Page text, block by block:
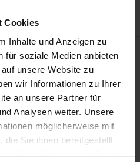
Cookies
Inhalte und Anzeigen zu
für soziale Medien anbieten
unsere Website zu
wir Informationen zu Ihrer
an unsere Partner für
Analysen weiter. Unsere
möglicherweise mit
die Sie ihnen bereitgestellt
Verbotsirrtum
Um welche Art von
sie wirklich mit der
Die Studie befasst